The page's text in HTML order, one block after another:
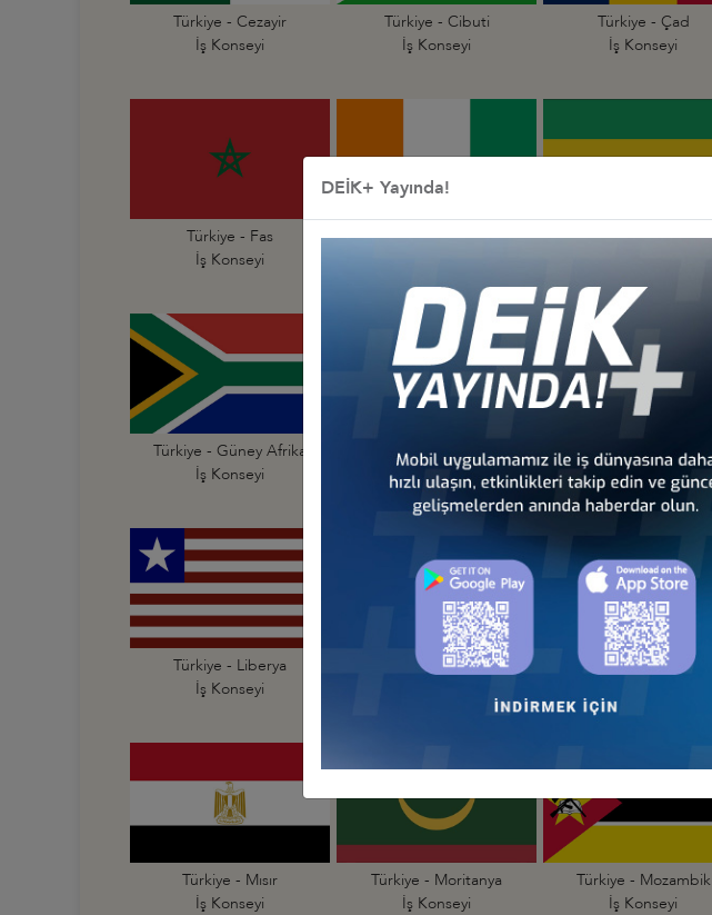
Türkiye - Cezayir
İş Konseyi
Türkiye - Cibuti
İş Konseyi
Türkiye - Çad
İş Konseyi
Türkiye - Fas
İş Konseyi
Türkiye - Fildişi Sahili
Türkiye - Gabon
Türkiye - Güney Afrika
İş Konseyi
Türkiye - Güney Sudan
İş Konseyi
Türkiye - Kamerun
İş Konseyi
Türkiye - Liberya
İş Konseyi
Türkiye - Libya
Türkiye - Madagaskar
Türkiye - Mısır
İş Konseyi
Türkiye - Moritanya
İş Konseyi
Türkiye - Mozambik
İş Konseyi
DEİK+ Yayında!